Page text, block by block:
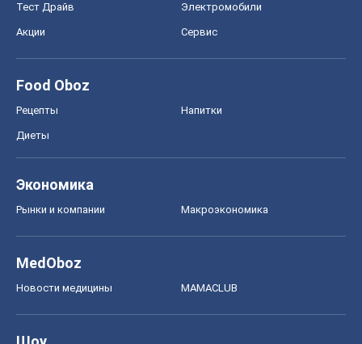
Тест Драйв Электромобили
Акции Сервис
Food Oboz
Рецепты Напитки
Диеты
Экономика
Рынки и компании Mакроэкономика
MedOboz
Новости медицины MAMACLUB